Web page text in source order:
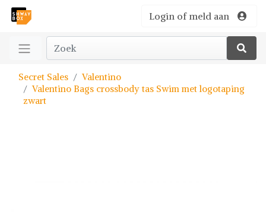
Login of meld aan
Secret Sales
Valentino
Valentino Bags crossbody tas Swim met logotaping
zwart